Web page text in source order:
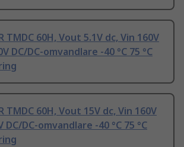
TMDC 60H, Vout 5.1V dc, Vin 160V
DC/DC-omvandlare -40 °C 75 °C
TMDC 60H, Vout 15V dc, Vin 160V
DC/DC-omvandlare -40 °C 75 °C